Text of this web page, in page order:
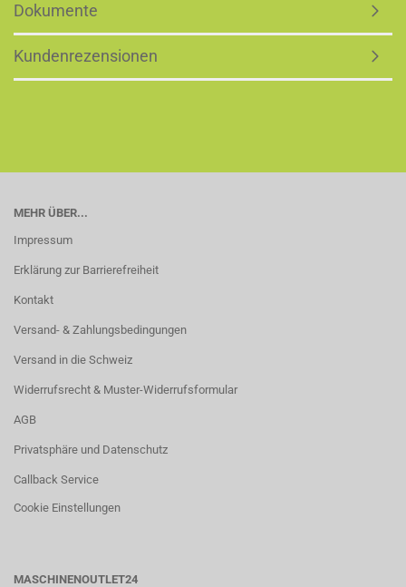
Dokumente
Kundenrezensionen
MEHR ÜBER...
Impressum
Erklärung zur Barrierefreiheit
Kontakt
Versand- & Zahlungsbedingungen
Versand in die Schweiz
Widerrufsrecht & Muster-Widerrufsformular
AGB
Privatsphäre und Datenschutz
Callback Service
Cookie Einstellungen
MASCHINENOUTLET24